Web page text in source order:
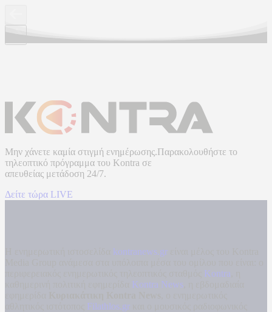
Μην χάνετε καμία στιγμή ενημέρωσης.Παρακολουθήστε το
τηλεοπτικό πρόγραμμα του Kontra σε
απευθείας μετάδοση 24/7.
Δείτε τώρα LIVE
kontranews.gr
Kontra
Kontra News
Filathlos.gr